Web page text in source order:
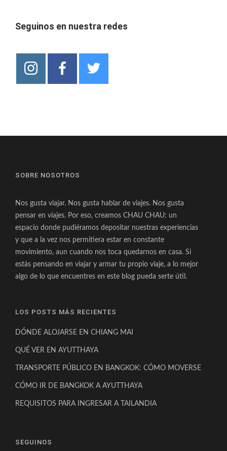
Seguinos en nuestra redes
SOBRE NOSOTROS
Nos gusta viajar. Nos gusta hablar de viajes. Nos gusta
pensar en viajes. Por eso, creamos CHAU CHAU: un
espacio donde pudiéramos depositar nuestras experiencias
y que a la vez nos permitiera estar en constante
movimiento, aun cuando nos toca quedarnos en casa. Si
estás pensando en viajar y armar tu propio viaje, a lo mejor
algo de lo que encuentres en este blog pueda serte útil.
LOS POSTS MÁS RECIENTES
DÓNDE ALOJARSE EN CHIANG MAI
QUÉ VER EN AYUTTHAYA
TRANSPORTE PÚBLICO EN BANGKOK: CÓMO MOVERSE
CÓMO IR DE BANGKOK A AYUTTHAYA
REQUISITOS PARA INGRESAR A TAILANDIA
SEGUINOS